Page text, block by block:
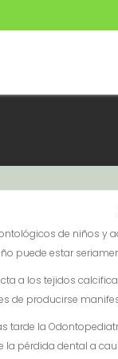
de niños
puede estar
a los tejidos
de producirse
tarde la
pérdida dental a